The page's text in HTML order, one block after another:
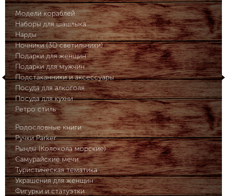
Модели кораблей
Наборы для шашлыка
Нарды
Ночники (3D светильники)
Подарки для женщин
Подарки для мужчин
Подстаканники и аксессуары
Посуда для алкоголя
Посуда для кухни
Ретро стиль
Родословные книги
Ручки Parker
Рынды (Колокола морские)
Самурайские мечи
Туристическая тематика
Украшения для женщин
Фигурки и статуэтки